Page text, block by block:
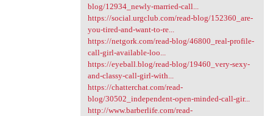
blog/12934_newly-married-call...
https://social.urgclub.com/read-blog/152360_are-
you-tired-and-want-to-re...
https://netgork.com/read-blog/46800_real-profile-
call-girl-available-loo...
https://eyeball.blog/read-blog/19460_very-sexy-
and-classy-call-girl-with...
https://chatterchat.com/read-
blog/30502_independent-open-minded-call-gir...
http://www.barberlife.com/read-